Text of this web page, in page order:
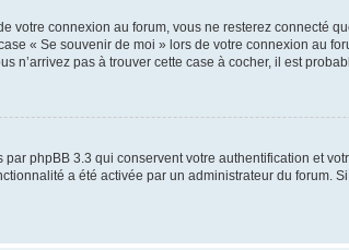
votre connexion au forum, vous ne resterez connecté
« Se souvenir de moi » lors de votre connexion au
n’arrivez pas à trouver cette case à cocher, il est
phpBB 3.3 qui conservent votre authentification et
a été activée par un administrateur du forum.